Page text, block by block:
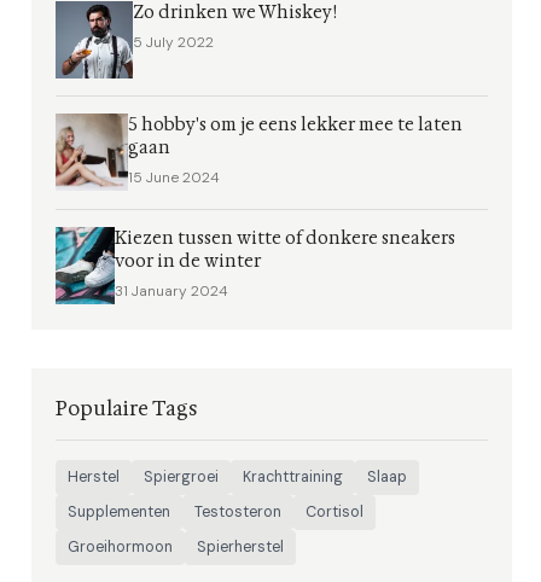
Zo drinken we Whiskey!
5 July 2022
5 hobby's om je eens lekker mee te laten
gaan
15 June 2024
Kiezen tussen witte of donkere sneakers
voor in de winter
31 January 2024
Populaire Tags
Herstel Spiergroei Krachttraining
Slaap
Supplementen
Testosteron
Cortisol
Groeihormoon
Spierherstel